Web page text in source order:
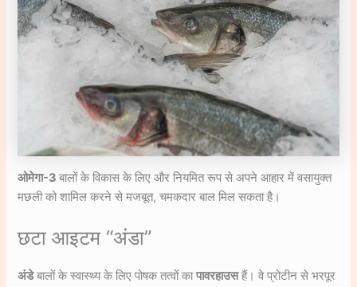
ओमेगा-3बालों के विकास के लिए और नियमित रूप से अपने आहार में वसायुक्त
मछली को शामिल करने से मजबूत, चमकदार बाल मिल सकता है।
छटा आइटम “अंडा”
अंडेबालों के स्वास्थ्य के लिए पोषक तत्वों कापावरहाउसहैं। वे प्रोटीन से भरपूर